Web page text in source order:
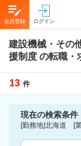
会員登録 ログイン
建設機械・その
援制度 の転職・
13 件
現在の検索条件